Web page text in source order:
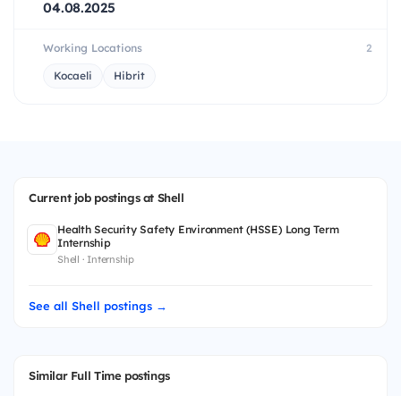
04.08.2025
Working Locations 2
Kocaeli Hibrit
Current job postings at Shell
Health Security Safety Environment (HSSE) Long Term
Internship
Shell · Internship
See all Shell postings →
Similar Full Time postings